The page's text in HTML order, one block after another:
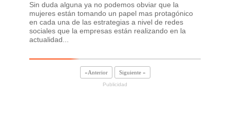
Sin duda alguna ya no podemos obviar que la
mujeres están tomando un papel mas protagónico
en cada una de las estrategias a nivel de redes
sociales que la empresas están realizando en la
actualidad...
«Anterior Siguiente »
Publicidad